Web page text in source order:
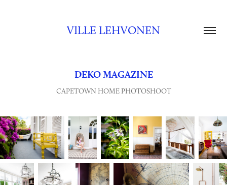
VILLE LEHVONEN
DEKO MAGAZINE
CAPETOWN HOME PHOTOSHOOT